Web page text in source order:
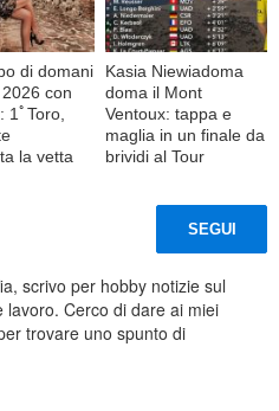
di domani
con
1ﾟToro,
la vetta
Kasia Niewiadoma
doma il Mont
Ventoux: tappa e
maglia in un finale da
brividi al Tour
SEGUI
scrivo per hobby notizie sul
lavoro. Cerco di dare ai miei
trovare uno spunto di